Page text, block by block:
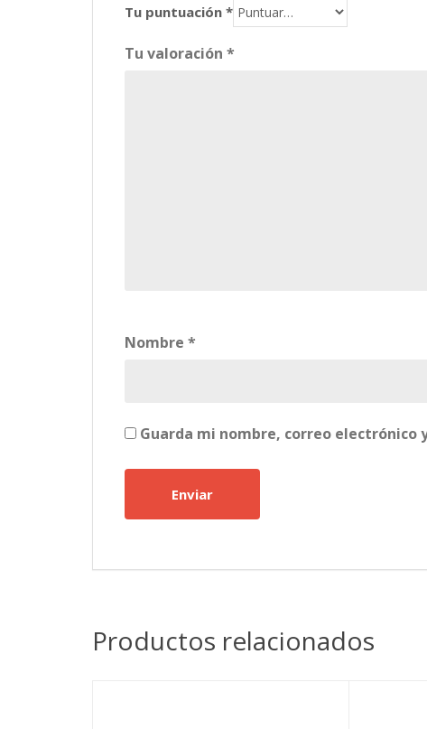
Tu puntuación *
Tu valoración *
Nombre *
Guarda mi nombre, correo electrónico
Productos relacionados